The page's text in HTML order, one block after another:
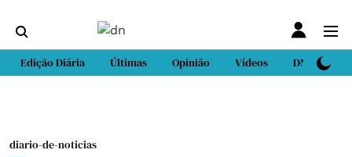
Edição Diária Últimas Opinião Vídeos DN Sport
diario-de-noticias